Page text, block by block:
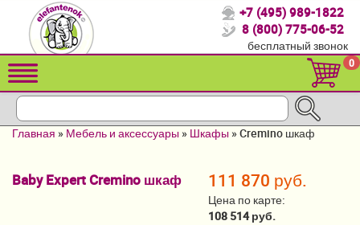
Спасибо, что выбрали нас!
Распродажа!
Детские коляски
Кровати для детей от 2-3 лет
+7 (495) 989-1822
8 (800) 775-06-52
бесплатный звонок
0
Главная » Мебель и аксессуары » Шкафы »Cremino шкаф
Baby Expert Cremino шкаф 111 870 руб.
Цена по карте:
108 514 руб.